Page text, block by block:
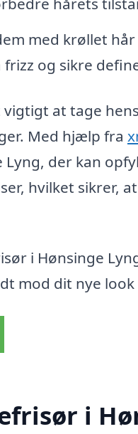
med krøllet
og sikre
at tage
Med hjælp fra
der kan
hvilket sikrer,
i Hønsinge
mod dit nye look
i